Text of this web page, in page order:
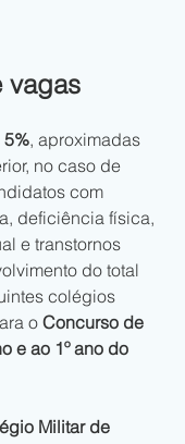
vagas
5%, aproximadas
no caso de
com
deficiência física,
e transtornos
do total
colégios
o Concurso de
e ao 1º ano do
Militar de